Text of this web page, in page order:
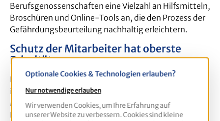
Berufsgenossenschaften eine Vielzahl an Hilfsmitteln,
Broschüren und Online-Tools an, die den Prozess der
Gefährdungsbeurteilung nachhaltig erleichtern.
Schutz der Mitarbeiter hat oberste
Priorität
Die Gefährdungsbeurteilung im Straßen- und Tiefbau
ist von zentraler Bedeutung für den Schutz der
Mitarbeiter und die Vermeidung von Arbeitsunfällen.
Durch die systematische Identifikation von Risiken
Nur notwendige erlauben
Optionale Cookies & Technologien erlauben?
Wir verwenden Cookies, um Ihre Erfahrung auf
unserer Website zu verbessern. Cookies sind kleine